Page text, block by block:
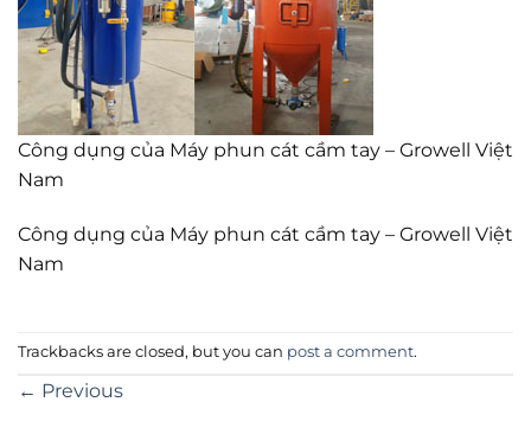
Công dụng của Máy phun cát cầm tay – Growell Việt
Nam
Công dụng của Máy phun cát cầm tay – Growell Việt
Nam
Trackbacks are closed, but you can post a comment.
← Previous